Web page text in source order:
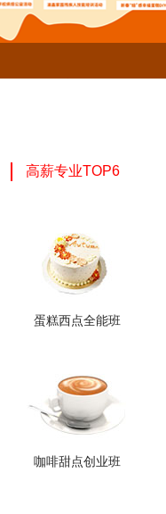
高薪专业TOP6
蛋糕西点全能班
蛋糕西点全能班
火爆的专业
咖啡甜点创业班